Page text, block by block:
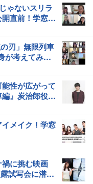
ゃないスリラ
直前！学窓ラ
刃」無限列車
が考えてみ
性が広がって
』炭治郎役・
タビュー！
メイク！学窓
に挑む映画
試写会に潜